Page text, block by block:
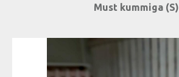
Must kummiga (S)